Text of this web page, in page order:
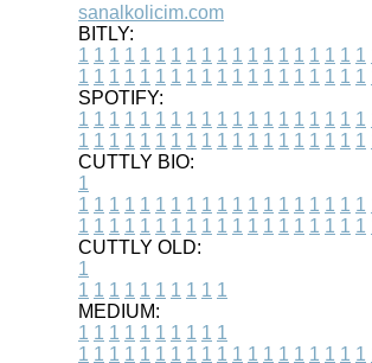
sanalkolicim.com
BITLY:
1 1 1 1 1 1 1 1 1 1 1 1 1 1 1 1 1 1 1
1 1 1 1 1 1 1 1 1 1 1 1 1 1 1 1 1 1 1
SPOTIFY:
1 1 1 1 1 1 1 1 1 1 1 1 1 1 1 1 1 1 1
1 1 1 1 1 1 1 1 1 1 1 1 1 1 1 1 1 1 1
CUTTLY BIO:
1
1 1 1 1 1 1 1 1 1 1 1 1 1 1 1 1 1 1 1
1 1 1 1 1 1 1 1 1 1 1 1 1 1 1 1 1 1 1
CUTTLY OLD:
1
1 1 1 1 1 1 1 1 1 1
MEDIUM:
1 1 1 1 1 1 1 1 1 1
1 1 1 1 1 1 1 1 1 1 1 1 1 1 1 1 1 1 1